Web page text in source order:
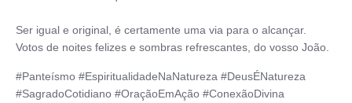
Ser igual e original, é certamente uma via para o alcançar.
Votos de noites felizes e sombras refrescantes, do vosso João.
#Panteísmo #EspiritualidadeNaNatureza #DeusÉNatureza
#SagradoCotidiano #OraçãoEmAção #ConexãoDivina